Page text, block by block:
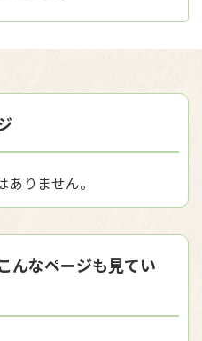
りません。
んなページも見てい